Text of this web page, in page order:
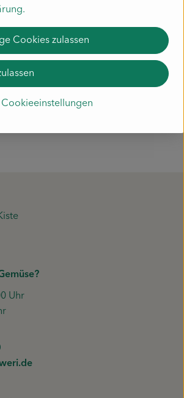
Uhr
Cookieeinstellungen
Cookies zulassen